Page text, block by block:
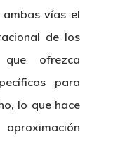
vías el
de los
ofrezca
para
lo que hace